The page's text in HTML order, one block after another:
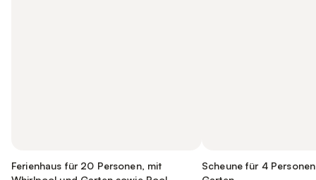
Ferienhaus für 20 Personen, mit
Scheune für 4